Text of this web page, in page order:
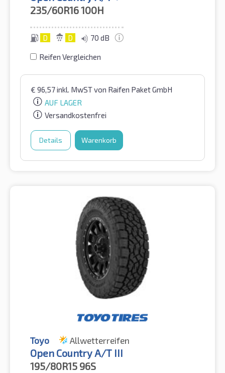
235/60R16100H
D D 70 dB
Reifen Vergleichen
€ 96,57inkl. MwSTvon Raifen Paket GmbH
AUF LAGER
Versandkostenfrei
Details Warenkorb
Toyo Allwetterreifen
Open Country A/T III
195/80R15 96S